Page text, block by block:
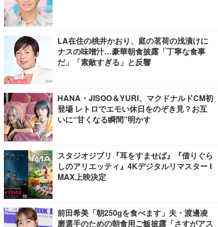
LA在住の桃井かおり、庭の茗荷の浅漬けに
ナスの味噌汁…豪華朝食披露「丁寧な食事
だ」「素敵すぎる」と反響
HANA・JISOO＆YURI、マクドナルドCM初
登場 レトロでエモい休日をのぞき見？お互
いに“甘くなる瞬間”明かす
スタジオジブリ『耳をすませば』『借りぐら
しのアリエッティ』4Kデジタルリマスター I
MAX上映決定
前田希美「朝250gを食べます」夫・渡邊凌
磨選手のための朝食用ご飯披露「さすがアス